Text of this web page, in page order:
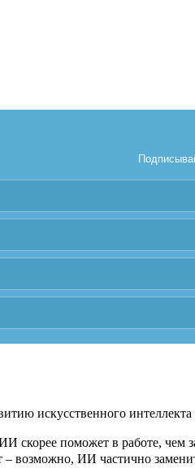
искусственного
скорее поможет в работе, чем
– возможно, ИИ частично